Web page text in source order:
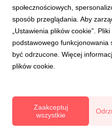
grafika|686 KB
społecznościowych,
sposób przeglądania. Aby
„Ustawienia plików cookie”.
podstawowego
być odrzucone. Więcej
plików cookie.
Zaakceptuj
wszystkie